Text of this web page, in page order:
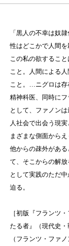
「黒人の不幸は奴
性はどこかで人間
この私の欲するこ
こと。人間による
こと。…ニグロは存
精神科医、同時に
として、ファノン
人社会で出会う現
まざまな側面からえ
他からの疎外があ
て、そこからの解
として実践のただ
迫る。
［初版『フランツ
たる者』（現代史・
（フランツ・ファ